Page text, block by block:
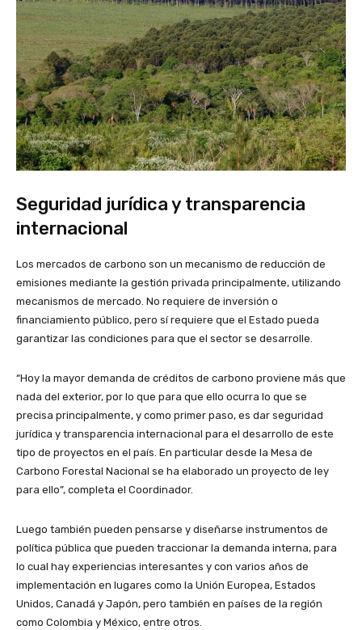
Seguridad jurídica y transparencia
internacional
Los mercados de carbono son un mecanismo de reducción de
emisiones mediante la gestión privada principalmente, utilizando
mecanismos de mercado. No requiere de inversión o
financiamiento público, pero sí requiere que el Estado pueda
garantizar las condiciones para que el sector se desarrolle.
“Hoy la mayor demanda de créditos de carbono proviene más que
nada del exterior, por lo que para que ello ocurra lo que se
precisa principalmente, y como primer paso, es dar seguridad
jurídica y transparencia internacional para el desarrollo de este
tipo de proyectos en el país. En particular desde la Mesa de
Carbono Forestal Nacional se ha elaborado un proyecto de ley
para ello”, completa el Coordinador.
Luego también pueden pensarse y diseñarse instrumentos de
política pública que pueden traccionar la demanda interna, para
lo cual hay experiencias interesantes y con varios años de
implementación en lugares como la Unión Europea, Estados
Unidos, Canadá y Japón, pero también en países de la región
como Colombia y México, entre otros.